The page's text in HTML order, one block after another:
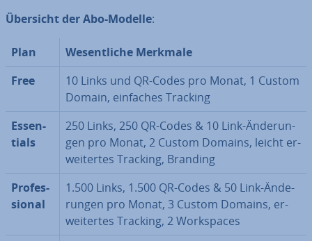
Übersicht der Abo-Modelle:
Plan
We­sent­li­che Merkmale
Free
10 Links und QR-Codes pro Monat, 1 Custom
Domain, einfaches Tracking
Es­sen­
ti­als
250 Links, 250 QR-Codes & 10 Link-Än­de­run­
gen pro Monat, 2 Custom Domains, leicht er­
wei­ter­tes Tracking, Branding
Pro­fes­
sio­nal
1.500 Links, 1.500 QR-Codes & 50 Link-Än­de­
run­gen pro Monat, 3 Custom Domains, er­
wei­ter­tes Tracking, 2 Workspaces